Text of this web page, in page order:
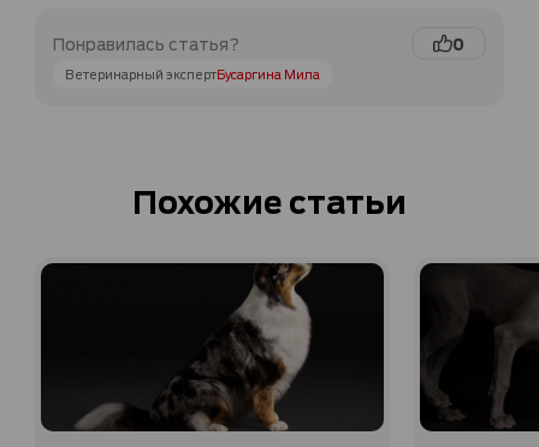
Понравилась статья? 0
Ветеринарный экспертБусаргина Мила
Похожие статьи